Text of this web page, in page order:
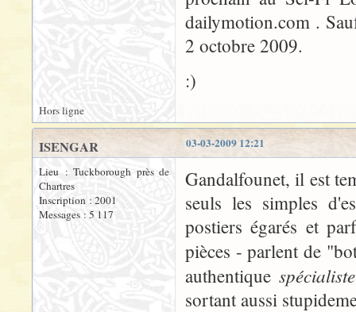
dailymotion.com .
2 octobre 2009.
:)
Hors ligne
03-03-2009 12:21
ISENGAR
Lieu : Tuckborough près de
Chartres
Inscription : 2001
Messages : 5 117
Gandalfounet, il est
seuls les simples
postiers égarés et
pièces - parlent de
authentique
sortant aussi